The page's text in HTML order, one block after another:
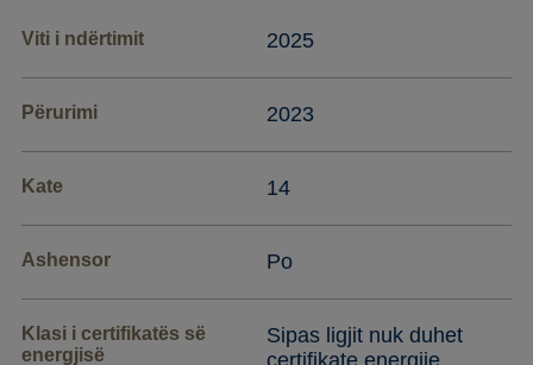
Viti i ndërtimit 2025
Përurimi 2023
Kate 14
Ashensor Po
Klasi i certifikatës së
energjisë
Sipas ligjit nuk duhet